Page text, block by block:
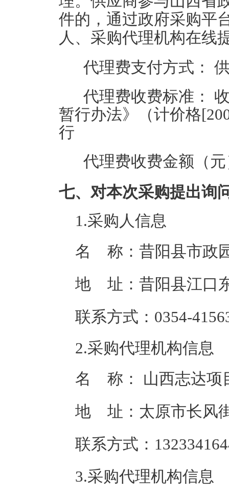
件的，通过政府采购平
人、采购代理机构在线
代理费支付方式：
代理费收费标准：
暂行办法》（计价格
行
代理费收费金额（
七、对本次采购提出询
1.采购人信息
名 称： 昔阳县市政
地 址： 昔阳县江口
联系方式： 0354-
2.采购代理机构信息
名 称： 山西志达项
地 址： 太原市长风
联系方式：
3.采购代理机构信息